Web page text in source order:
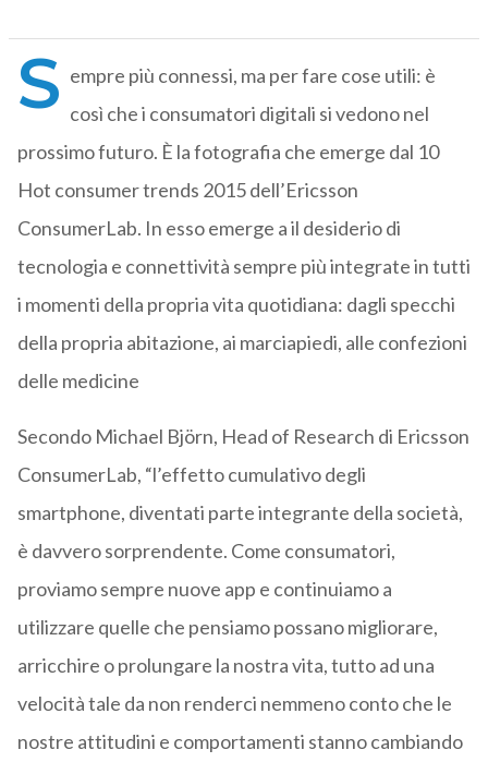
S empre più connessi, ma per fare cose utili: è
così che i consumatori digitali si vedono nel
prossimo futuro. È la fotografia che emerge dal 10
Hot consumer trends 2015 dell’Ericsson
ConsumerLab. In esso emerge a il desiderio di
tecnologia e connettività sempre più integrate in tutti
i momenti della propria vita quotidiana: dagli specchi
della propria abitazione, ai marciapiedi, alle confezioni
delle medicine
Secondo Michael Björn, Head of Research di Ericsson
ConsumerLab, “l’effetto cumulativo degli
smartphone, diventati parte integrante della società,
è davvero sorprendente. Come consumatori,
proviamo sempre nuove app e continuiamo a
utilizzare quelle che pensiamo possano migliorare,
arricchire o prolungare la nostra vita, tutto ad una
velocità tale da non renderci nemmeno conto che le
nostre attitudini e comportamenti stanno cambiando